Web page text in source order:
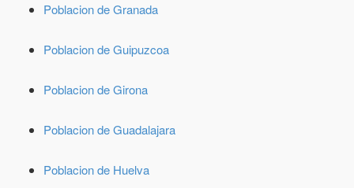
Poblacion de Granada
Poblacion de Guipuzcoa
Poblacion de Girona
Poblacion de Guadalajara
Poblacion de Huelva